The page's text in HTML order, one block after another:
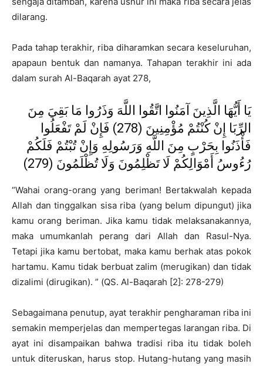
dilarang.
Pada tahap terakhir, riba diharamkan secara keseluruhan,
apapaun bentuk dan namanya. Tahapan terakhir ini ada
dalam surah Al-Baqarah ayat 278,
يَا أَيُّهَا الَّذِينَ آمَنُوا اتَّقُوا اللَّهَ وَذَرُوا مَا بَقِيَ مِنَ
الرِّبَا إِنْ كُنْتُمْ مُؤْمِنِينَ (278) فَإِنْ لَمْ تَفْعَلُوا
فَأْذَنُوا بِحَرْبٍ مِنَ اللَّهِ وَرَسُولِهِ وَإِنْ تُبْتُمْ فَلَكُمْ
رُءُوسُ أَمْوَالِكُمْ لَا تَظْلِمُونَ وَلَا تُظْلَمُونَ (279)
“Wahai orang-orang yang beriman! Bertakwalah kepada
Allah dan tinggalkan sisa riba (yang belum dipungut) jika
kamu orang beriman.​ Jika kamu tidak melaksanakannya,
maka umumkanlah perang dari Allah dan Rasul-Nya.
Tetapi jika kamu bertobat, maka kamu berhak atas pokok
hartamu. Kamu tidak berbuat zalim (merugikan) dan tidak
dizalimi (dirugikan). ” (QS. Al-Baqarah [2]: 278-279)
Sebagaimana penutup, ayat terakhir pengharaman riba ini
semakin memperjelas dan mempertegas larangan riba. Di
ayat ini disampaikan bahwa tradisi riba itu tidak boleh
untuk diteruskan, harus stop. Hutang-hutang yang masih